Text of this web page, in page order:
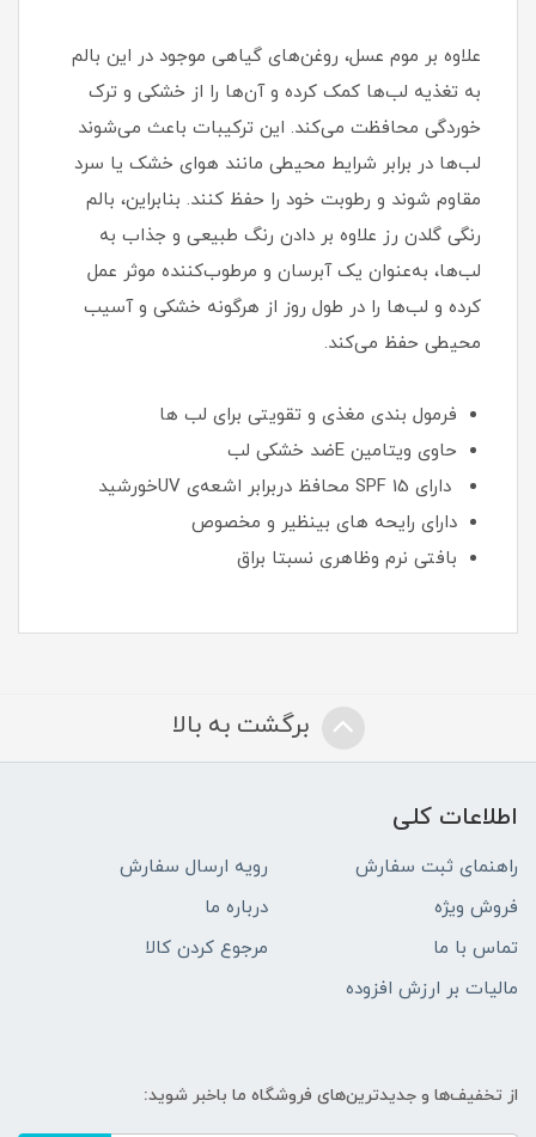
علاوه بر موم عسل، روغن‌های گیاهی موجود در این بالم
به تغذیه لب‌ها کمک کرده و آن‌ها را از خشکی و ترک
خوردگی محافظت می‌کند. این ترکیبات باعث می‌شوند
لب‌ها در برابر شرایط محیطی مانند هوای خشک یا سرد
مقاوم شوند و رطوبت خود را حفظ کنند. بنابراین، بالم
رنگی گلدن رز علاوه بر دادن رنگ طبیعی و جذاب به
لب‌ها، به‌عنوان یک آبرسان و مرطوب‌کننده موثر عمل
کرده و لب‌ها را در طول روز از هرگونه خشکی و آسیب
محیطی حفظ می‌کند.
فرمول بندی مغذی و تقویتی برای لب ها
حاوی ویتامین Eضد خشکی لب
دارای SPF 15 محافظ دربرابر اشعه‌ی UVخورشید
دارای رایحه های بینظیر و مخصوص
بافتی نرم وظاهری نسبتا براق
برگشت به بالا
اطلاعات کلی
راهنمای ثبت سفارش
رویه ارسال سفارش
فروش ویژه
درباره ما
تماس با ما
مرجوع کردن کالا
مالیات بر ارزش افزوده
از تخفیف‌ها و جدیدترین‌های فروشگاه ما باخبر شوید: